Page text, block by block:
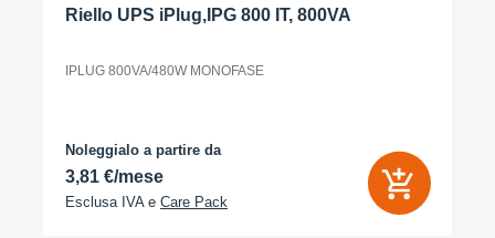
Riello UPS iPlug,IPG 800 IT, 800VA
IPLUG 800VA/480W MONOFASE
Noleggialo a partire da
3,81 €/mese
Esclusa IVA e Care Pack